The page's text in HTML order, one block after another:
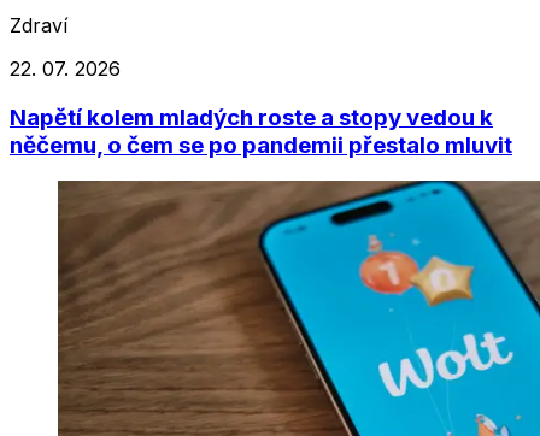
Zdraví
22. 07. 2026
Napětí kolem mladých roste a stopy vedou k
něčemu, o čem se po pandemii přestalo mluvit